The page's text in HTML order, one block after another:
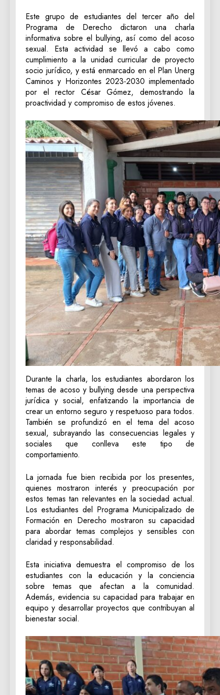
Este grupo de estudiantes del tercer año del
Programa de Derecho dictaron una charla
informativa sobre el bullying, así como del acoso
sexual. Esta actividad se llevó a cabo como
cumplimiento a la unidad curricular de proyecto
socio jurídico, y está enmarcado en el Plan Unerg
Caminos y Horizontes 2023-2030 implementado
por el rector César Gómez, demostrando la
proactividad y compromiso de estos jóvenes.
Durante la charla, los estudiantes abordaron los
temas de acoso y bullying desde una perspectiva
jurídica y social, enfatizando la importancia de
crear un entorno seguro y respetuoso para todos.
También se profundizó en el tema del acoso
sexual, subrayando las consecuencias legales y
sociales que conlleva este tipo de
comportamiento.
La jornada fue bien recibida por los presentes,
quienes mostraron interés y preocupación por
estos temas tan relevantes en la sociedad actual.
Los estudiantes del Programa Municipalizado de
Formación en Derecho mostraron su capacidad
para abordar temas complejos y sensibles con
claridad y responsabilidad.
Esta iniciativa demuestra el compromiso de los
estudiantes con la educación y la conciencia
sobre temas que afectan a la comunidad.
Además, evidencia su capacidad para trabajar en
equipo y desarrollar proyectos que contribuyan al
bienestar social.